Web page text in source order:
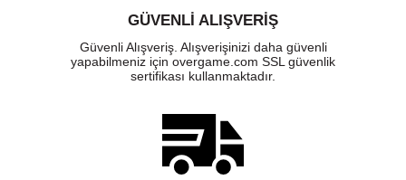
GÜVENLI ALIŞVERIŞ
Güvenli Alışveriş. Alışverişinizi daha güvenli
yapabilmeniz için overgame.com SSL güvenlik
sertifikası kullanmaktadır.